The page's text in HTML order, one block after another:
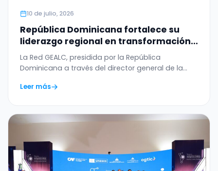
10 de julio, 2026
República Dominicana fortalece su
liderazgo regional en transformación
digital con el WSIS Prize 2026 otorgado
a la Red GEALC
La Red GEALC, presidida por la República
Dominicana a través del director general de la
Leer más